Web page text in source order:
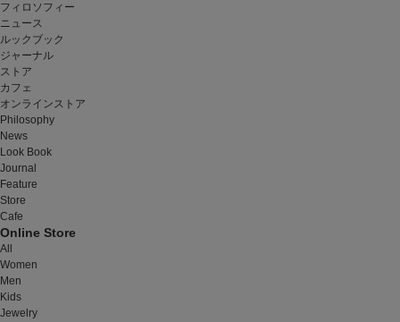
フィロソフィー
ニュース
ルックブック
ジャーナル
ストア
カフェ
オンラインストア
Philosophy
News
Look Book
Journal
Feature
Store
Cafe
Online Store
All
Women
Men
Kids
Jewelry